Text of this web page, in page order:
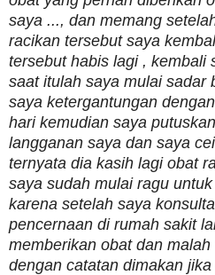
saya ..., dan memang
racikan tersebut saya
tersebut habis lagi , kembali
saat itulah saya mulai sadar
saya ketergantungan
hari kemudian saya
langganan saya dan saya
ternyata dia kasih lagi obat
saya sudah mulai ragu
karena setelah saya
pencernaan di rumah sakit
memberikan obat dan
dengan catatan dimakan